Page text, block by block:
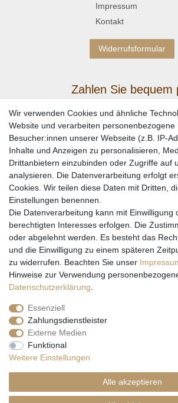
Impressum
Kontakt
Widerrufsformular
Zahlen Sie bequem
Wir versenden
* Alle Preise inkl. gesetzl. Mehrwertsteuer zzgl.
Nachnahmegebühren, wenn nicht anders
Länder
hier
Wir verwenden Cookies und ähnliche
Website und verarbeiten personenbezogene
Besucher:innen unserer Webseite (z.B. IP-
Inhalte und Anzeigen zu personalisieren,
Drittanbietern einzubinden oder Zugriffe auf
analysieren. Die Datenverarbeitung erfolgt
Cookies. Wir teilen diese Daten mit Dritten,
Einstellungen benennen.
Die Datenverarbeitung kann mit Einwilligung
berechtigten Interesses erfolgen. Die
oder abgelehnt werden. Es besteht das
und die Einwilligung zu einem späteren
zu widerrufen. Beachten Sie unser
Hinweise zur Verwendung
Daten­schutz­erklärung
Essenziell
Zahlungsdienstleister
Externe Medien
Funktional
Weitere Einstellungen
Alle akzeptieren